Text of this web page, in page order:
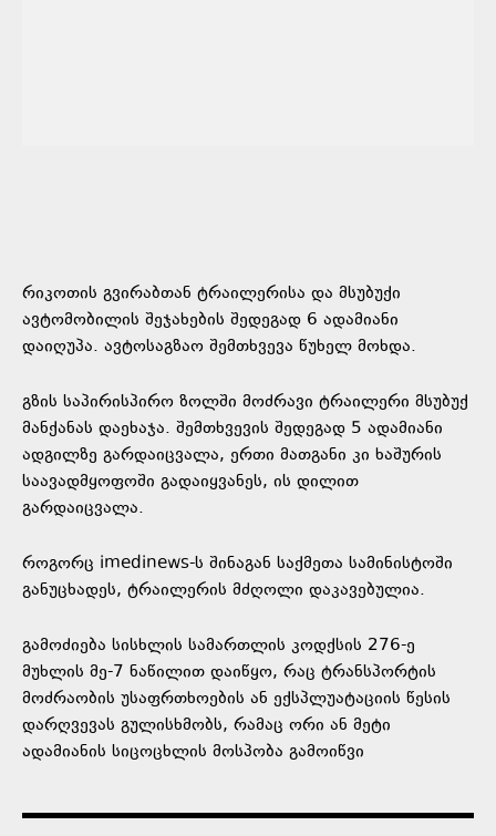
რიკოთის გვირაბთან ტრაილერისა და მსუბუქი
ავტომობილის შეჯახების შედეგად 6 ადამიანი
დაიღუპა. ავტოსაგზაო შემთხვევა წუხელ მოხდა.
გზის საპირისპირო ზოლში მოძრავი ტრაილერი მსუბუქ
მანქანას დაეხაჯა. შემთხვევის შედეგად 5 ადამიანი
ადგილზე გარდაიცვალა, ერთი მათგანი კი ხაშურის
საავადმყოფოში გადაიყვანეს, ის დილით
გარდაიცვალა.
როგორც imedinews-ს შინაგან საქმეთა სამინისტოში
განუცხადეს, ტრაილერის მძღოლი დაკავებულია.
გამოძიება სისხლის სამართლის კოდქსის 276-ე
მუხლის მე-7 ნაწილით დაიწყო, რაც ტრანსპორტის
მოძრაობის უსაფრთხოების ან ექსპლუატაციის წესის
დარღვევას გულისხმობს, რამაც ორი ან მეტი
ადამიანის სიცოცხლის მოსპობა გამოიწვი